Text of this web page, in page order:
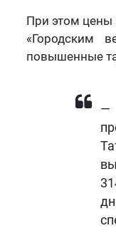
При этом цены
«Городским
повышенные
—